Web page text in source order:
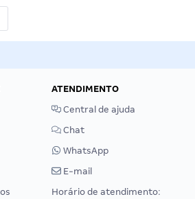
ATENDIMENTO
Central de ajuda
Chat
WhatsApp
E-mail
Horário de atendimento: